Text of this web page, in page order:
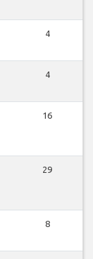
4
4
16
29
8